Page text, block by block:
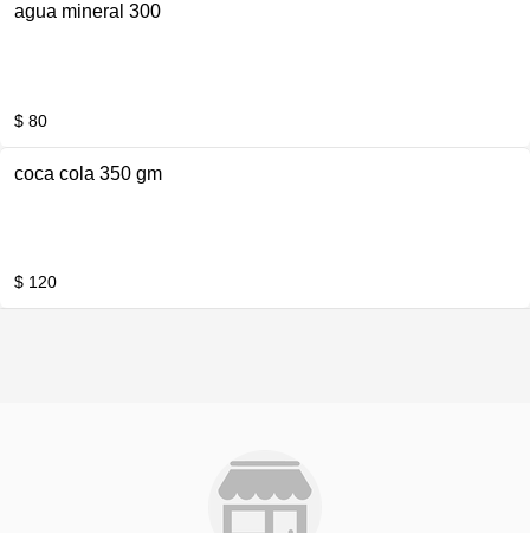
agua mineral 300
$ 80
coca cola 350 gm
$ 120